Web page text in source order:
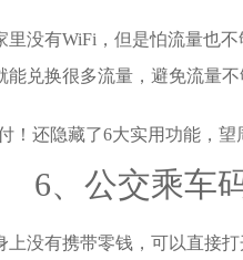
没有WiFi，但是怕流量也
能兑换很多流量，避免流量不
6、公交乘车
没有携带零钱，可以直接